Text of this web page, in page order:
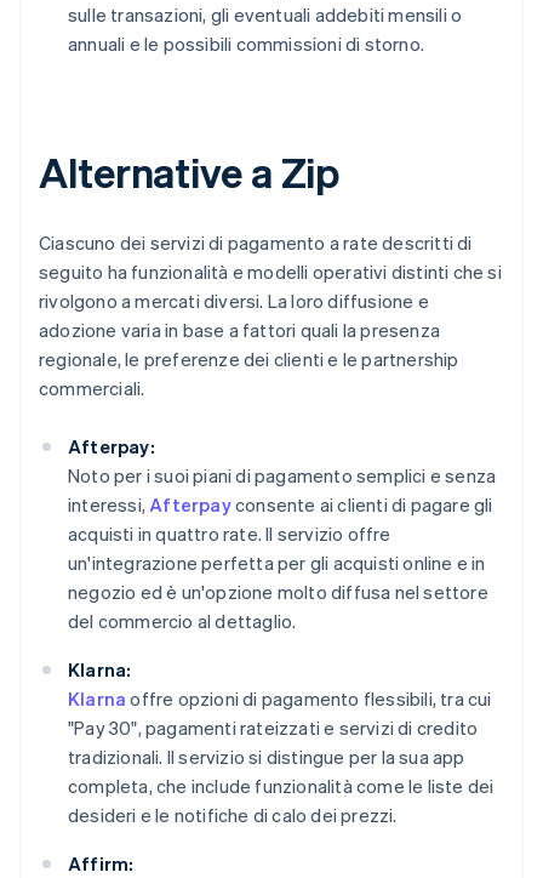
sulle transazioni, gli eventuali addebiti mensili o
annuali e le possibili commissioni di storno.
Alternative a Zip
Ciascuno dei servizi di pagamento a rate descritti di
seguito ha funzionalità e modelli operativi distinti che si
rivolgono a mercati diversi. La loro diffusione e
adozione varia in base a fattori quali la presenza
regionale, le preferenze dei clienti e le partnership
commerciali.
Afterpay:
Noto per i suoi piani di pagamento semplici e senza
interessi,Afterpayconsente ai clienti di pagare gli
acquisti in quattro rate. Il servizio offre
un'integrazione perfetta per gli acquisti online e in
negozio ed è un'opzione molto diffusa nel settore
del commercio al dettaglio.
Klarna:
Klarna offre opzioni di pagamento flessibili, tra cui
"Pay 30", pagamenti rateizzati e servizi di credito
tradizionali. Il servizio si distingue per la sua app
completa, che include funzionalità come le liste dei
desideri e le notifiche di calo dei prezzi.
Affirm: